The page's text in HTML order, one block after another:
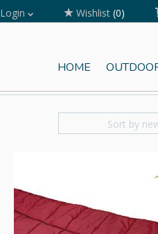
Login Wishlist (0)
HOME
Sort by